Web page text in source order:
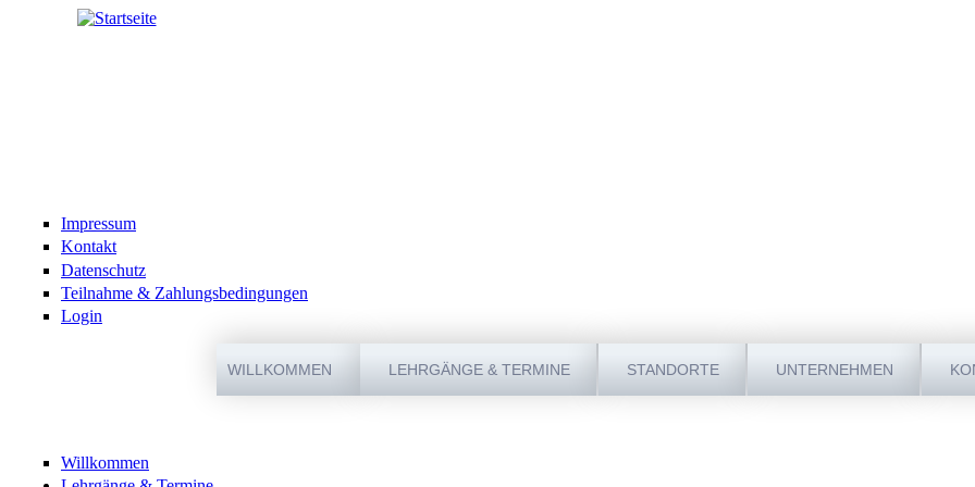
Direkt zum Inhalt
Impressum
Kontakt
Datenschutz
Teilnahme & Zahlungsbedingungen
Login
WILLKOMMEN LEHRGÄNGE & TERMINE STANDORTE UNTERNEHMEN
Willkommen